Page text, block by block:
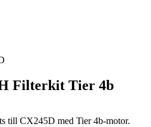
Filterkit Tier 4b
till CX245D med Tier 4b-motor.